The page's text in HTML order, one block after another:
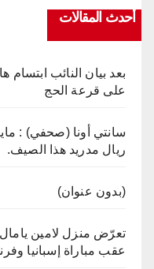
أحدث المقالات
بعد بيان النائب ابتسام
على قرعة الحج
سانتي أونا (صحفي) :
ريال مدريد هذا الصيف.
(بدون عنوان)
تعرّض منزل لامين
عقب مباراة إسبانيا